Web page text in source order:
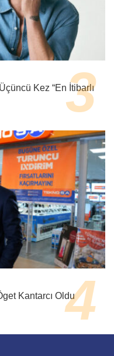
Kez “En İtibarlı
Kantarcı Oldu